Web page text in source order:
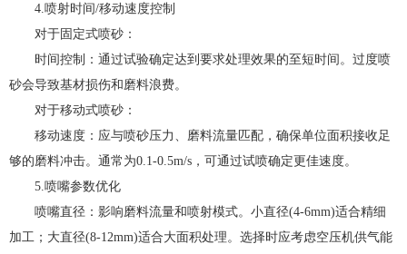
4.喷射时间/移动速度控制
对于固定式喷砂：
时间控制：通过试验确定达到要求处理效果的至短时间。过度喷
砂会导致基材损伤和磨料浪费。
对于移动式喷砂：
移动速度：应与喷砂压力、磨料流量匹配，确保单位面积接收足
够的磨料冲击。通常为0.1-0.5m/s，可通过试喷确定更佳速度。
5.喷嘴参数优化
喷嘴直径：影响磨料流量和喷射模式。小直径(4-6mm)适合精细
加工；大直径(8-12mm)适合大面积处理。选择时应考虑空压机供气能